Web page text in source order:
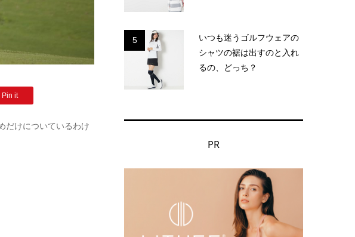
Pin it
だけについているわけ
5
いつも迷うゴルフウェアの
シャツの裾は出すのと入れ
るの、どっち？
PR